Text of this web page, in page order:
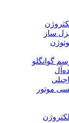
ساز
گوانگلو
موتور